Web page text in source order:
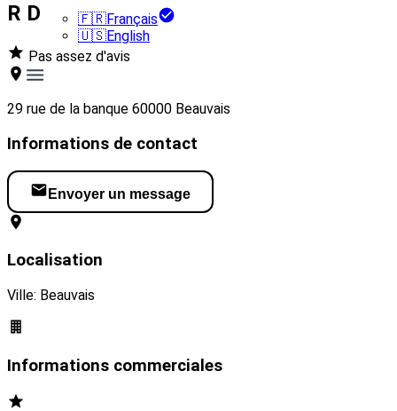
🇫🇷Français
🇺🇸English
R D
Pas assez d'avis
29 rue de la banque 60000 Beauvais
Informations de contact
Envoyer un message
Localisation
Ville: Beauvais
Informations commerciales